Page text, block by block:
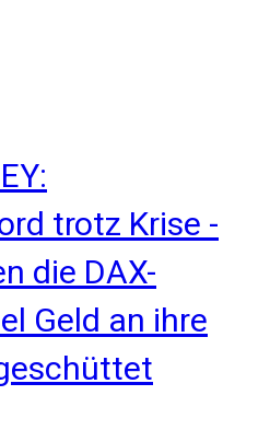
trotz Krise -
die DAX-
Geld an ihre